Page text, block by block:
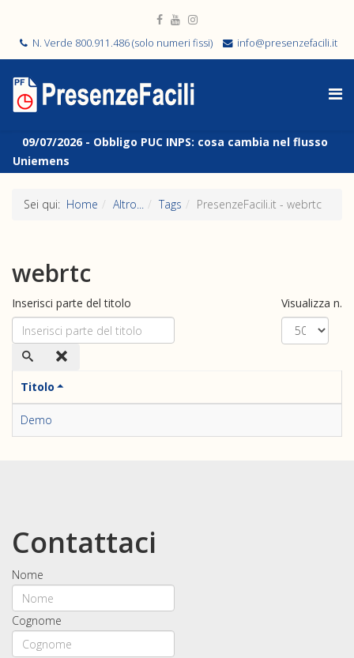
N. Verde 800.911.486 (solo numeri fissi) info@presenzefacili.it
09/07/2026 - Obbligo PUC INPS: cosa cambia nel flusso
Uniemens
Sei qui: Home Altro... Tags PresenzeFacili.it - webrtc
webrtc
Inserisci parte del titolo Visualizza n.
Titolo
Demo
Contattaci
Nome
Cognome